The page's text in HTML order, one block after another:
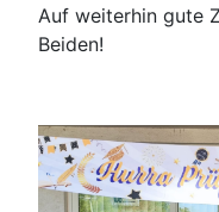
Auf weiterhin gute
Beiden!